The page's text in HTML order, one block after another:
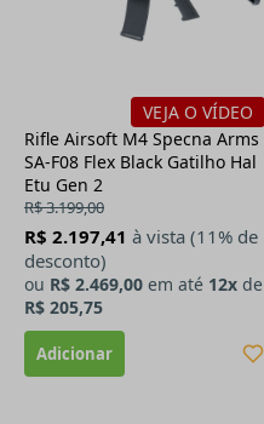
VEJA O VÍDEO
Rifle Airsoft M4 Specna Arms
SA-F08 Flex Black Gatilho Hal
Etu Gen 2
R$ 3.199,00
R$ 2.197,41 à vista (11% de
desconto)
ou R$ 2.469,00 em até 12x de
R$ 205,75